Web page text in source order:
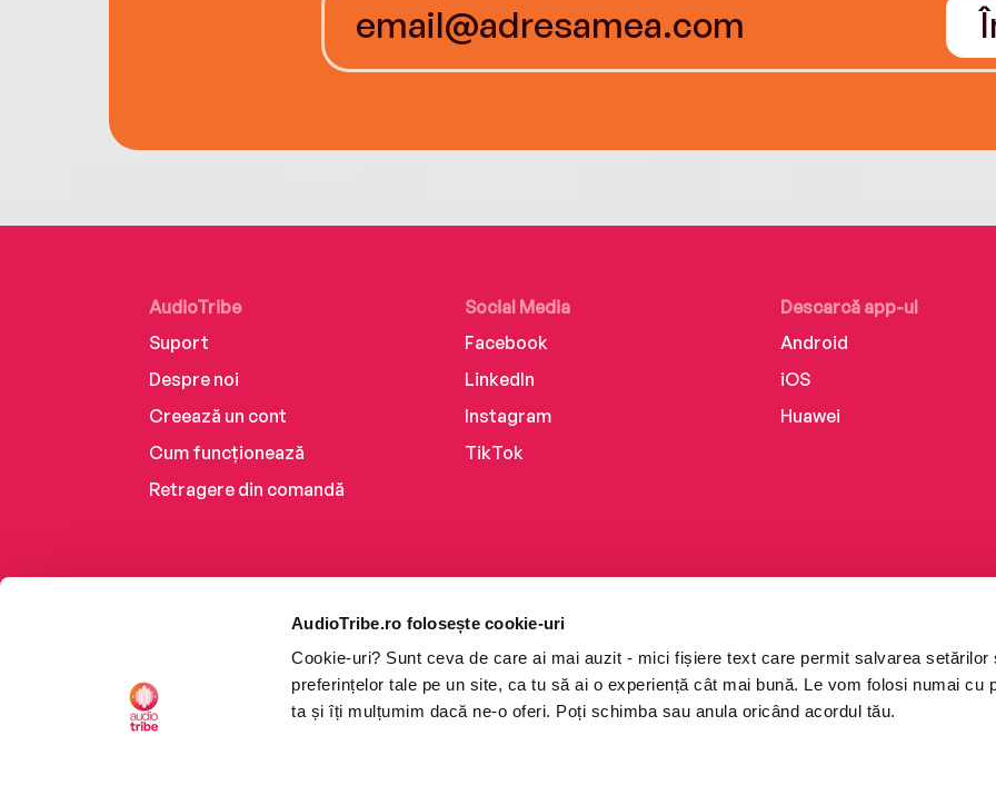
AudioTribe.ro folosește cookie-uri
Cookie-uri? Sunt ceva de care ai mai auzit - mici fișiere text care permit salvarea setărilor
preferințelor tale pe un site, ca tu să ai o experiență cât mai bună. Le vom folosi numai cu
ta și îți mulțumim dacă ne-o oferi. Poți schimba sau anula oricând acordul tău.
AudioTribe
Suport
Despre noi
Creează un cont
Cum funcționează
Retragere din comandă
Social Media
Facebook
LinkedIn
Instagram
TikTok
Descarcă app-ul
Android
iOS
Huawei